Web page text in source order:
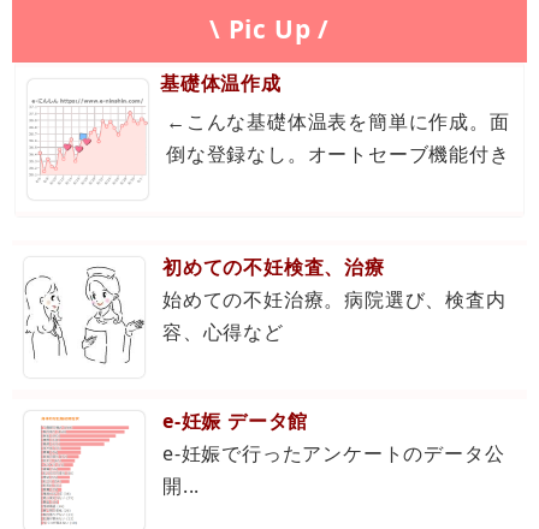
\ Pic Up /
基礎体温作成
←こんな基礎体温表を簡単に作成。面
倒な登録なし。オートセーブ機能付き
初めての不妊検査、治療
始めての不妊治療。病院選び、検査内
容、心得など
e-妊娠 データ館
e-妊娠で行ったアンケートのデータ公
開...